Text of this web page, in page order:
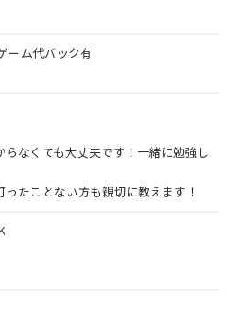
ーム代バック有
らなくても大丈夫です！一緒に勉強し
ったことない方も親切に教えます！